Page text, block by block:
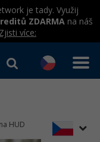
je tady. Využij
ZDARMAna náš
Zjisti více:
HUD